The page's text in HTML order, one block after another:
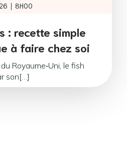
| 8H00
: recette simple
à faire chez soi
Royaume‑Uni, le fish
son[…]